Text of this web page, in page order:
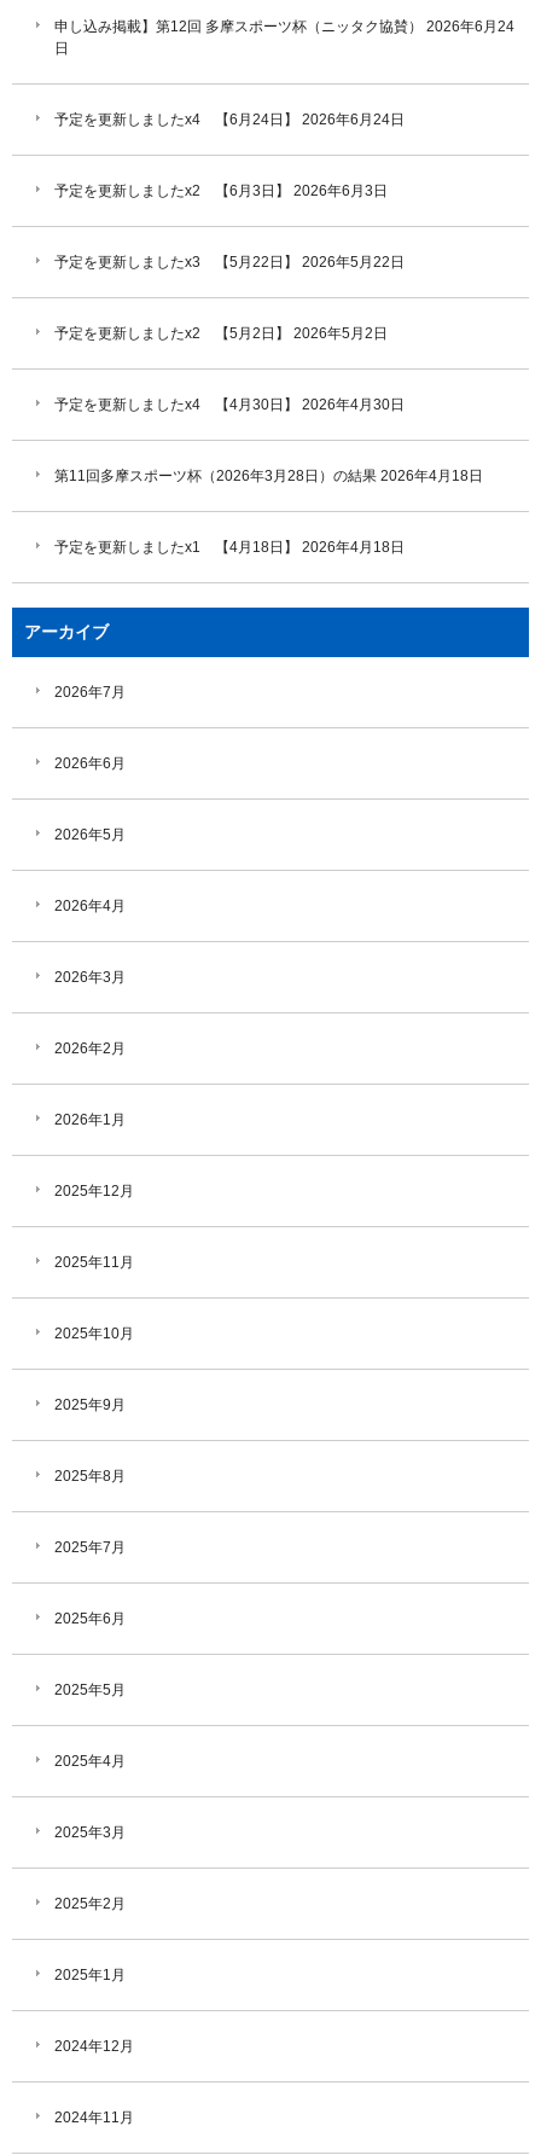
申し込み掲載】第12回 多摩スポーツ杯（ニッタク協賛）
2026年6月24
日
予定を更新しましたx4 【6月24日】 2026年6月24日
予定を更新しましたx2 【6月3日】 2026年6月3日
予定を更新しましたx3 【5月22日】 2026年5月22日
予定を更新しましたx2 【5月2日】 2026年5月2日
予定を更新しましたx4 【4月30日】 2026年4月30日
第11回多摩スポーツ杯（2026年3月28日）の結果 2026年4月18日
予定を更新しましたx1 【4月18日】 2026年4月18日
アーカイブ
2026年7月
2026年6月
2026年5月
2026年4月
2026年3月
2026年2月
2026年1月
2025年12月
2025年11月
2025年10月
2025年9月
2025年8月
2025年7月
2025年6月
2025年5月
2025年4月
2025年3月
2025年2月
2025年1月
2024年12月
2024年11月